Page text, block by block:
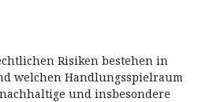
Risiken bestehen in
welchen Handlungsspielraum
und insbesondere